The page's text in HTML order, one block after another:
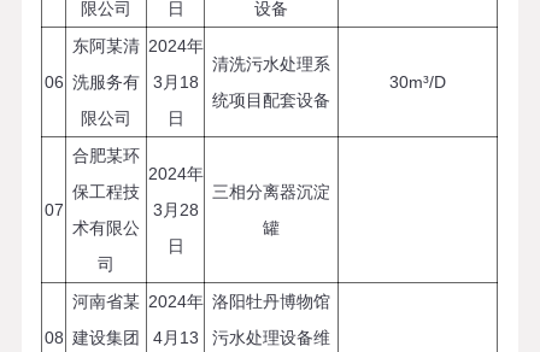
限公司
日
设备
06
东阿某清
洗服务有
限公司
2024年
3月18
日
清洗污水处理系
统项目配套设备
30m³/D
07
合肥某环
保工程技
术有限公
司
2024年
3月28
日
三相分离器沉淀
罐
08
河南省某
建设集团
2024年
4月13
洛阳牡丹博物馆
污水处理设备维